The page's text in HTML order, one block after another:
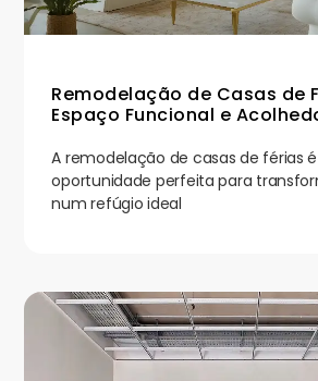
Remodelação de Casas de
Espaço Funcional e
A remodelação de casas de férias
oportunidade perfeita para
num refúgio ideal